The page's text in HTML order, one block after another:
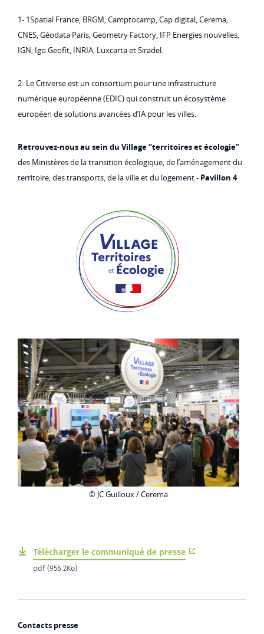
1- 1Spatial France, BRGM, Camptocamp, Cap digital, Cerema,
CNES, Géodata Paris, Geometry Factory, IFP Energies nouvelles,
IGN, Igo Geofit, INRIA, Luxcarta et Siradel.
2- Le Citiverse est un consortium pour une infrastructure
numérique européenne (EDIC) qui construit un écosystème
européen de solutions avancées d’IA pour les villes.
Retrouvez-nous au sein du Village “territoires et écologie”
des Ministères de la transition écologique, de l’aménagement du
territoire, des transports, de la ville et du logement - Pavillon 4
© JC Guilloux / Cerema
Télécharger le communiqué de presse
pdf (956.2Ko)
Contacts presse